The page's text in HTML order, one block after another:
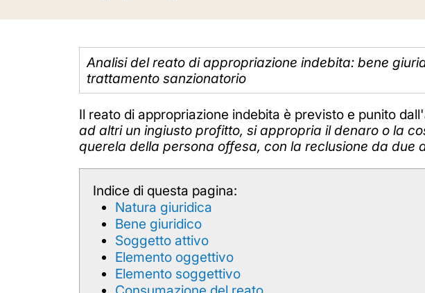
Analisi del reato di appropriazione indebita: bene
trattamento sanzionatorio
Il reato di appropriazione indebita è previsto e punito dall'
ad altri un ingiusto profitto, si appropria il denaro o la
querela della persona offesa, con la reclusione da
Indice di questa pagina:
Natura giuridica
Bene giuridico
Soggetto attivo
Elemento oggettivo
Elemento soggettivo